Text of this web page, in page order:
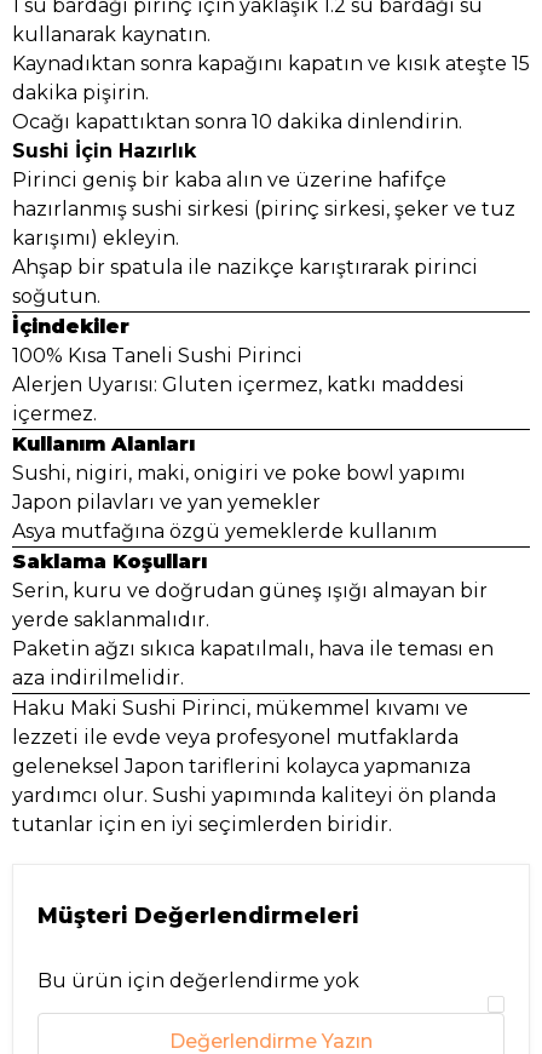
1 su bardağı pirinç için yaklaşık 1.2 su bardağı su
kullanarak kaynatın.
Kaynadıktan sonra kapağını kapatın ve kısık ateşte 15
dakika pişirin.
Ocağı kapattıktan sonra 10 dakika dinlendirin.
Sushi İçin Hazırlık
Pirinci geniş bir kaba alın ve üzerine hafifçe
hazırlanmış sushi sirkesi (pirinç sirkesi, şeker ve tuz
karışımı) ekleyin.
Ahşap bir spatula ile nazikçe karıştırarak pirinci
soğutun.
İçindekiler
100% Kısa Taneli Sushi Pirinci
Alerjen Uyarısı: Gluten içermez, katkı maddesi
içermez.
Kullanım Alanları
Sushi, nigiri, maki, onigiri ve poke bowl yapımı
Japon pilavları ve yan yemekler
Asya mutfağına özgü yemeklerde kullanım
Saklama Koşulları
Serin, kuru ve doğrudan güneş ışığı almayan bir
yerde saklanmalıdır.
Paketin ağzı sıkıca kapatılmalı, hava ile teması en
aza indirilmelidir.
Haku Maki Sushi Pirinci, mükemmel kıvamı ve
lezzeti ile evde veya profesyonel mutfaklarda
geleneksel Japon tariflerini kolayca yapmanıza
yardımcı olur. Sushi yapımında kaliteyi ön planda
tutanlar için en iyi seçimlerden biridir.
Müşteri Değerlendirmeleri
Bu ürün için değerlendirme yok
Değerlendirme Yazın